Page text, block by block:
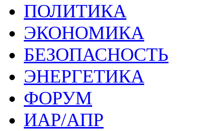
ПОЛИТИКА
ЭКОНОМИКА
БЕЗОПАСНОСТЬ
ЭНЕРГЕТИКА
ФОРУМ
ИАР/АПР